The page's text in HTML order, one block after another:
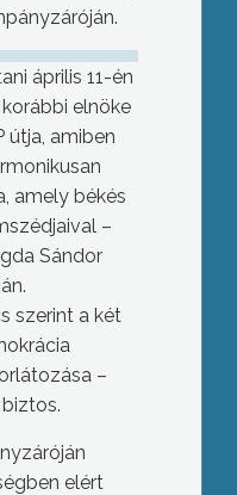
április 11-én
elnöke
útja, amiben
amely békés
–
Sándor
szerint a két
–
elért